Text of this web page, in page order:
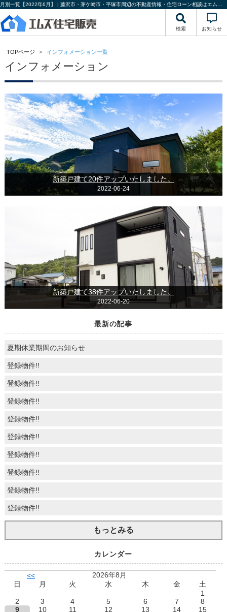
検索 お知らせ
TOPページ インフォメーション一覧
インフォメーション
新築戸建て20件アップいたしました。
2022-06-24
新築戸建て38件アップいたしました。
2022-06-20
最新の記事
夏期休業期間のお知らせ
登録物件!!
登録物件!!
登録物件!!
登録物件!!
登録物件!!
登録物件!!
登録物件!!
登録物件!!
登録物件!!
もっとみる
カレンダー
<<
2026年8月
日
月 火 水 木 金
土
1
2
3 4 5 6 7
8
9
10 11 12 13 14
15